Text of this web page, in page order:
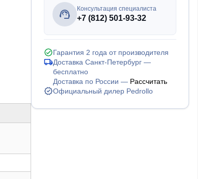
Консультация специалиста
+7 (812) 501-93-32
Гарантия 2 года от производителя
Доставка Санкт-Петербург —
бесплатно
Доставка по России — Рассчитать
Официальный дилер Pedrollo